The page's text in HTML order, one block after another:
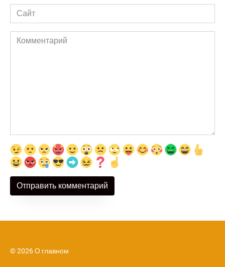
Сайт
Комментарий
© 2026 О главном